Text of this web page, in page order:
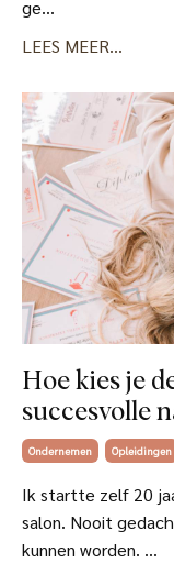
ge...
LEES MEER...
Hoe kies je
succesvolle
Ondernemen Opleidingen
Ik startte zelf 20
salon. Nooit
kunnen worden. ...